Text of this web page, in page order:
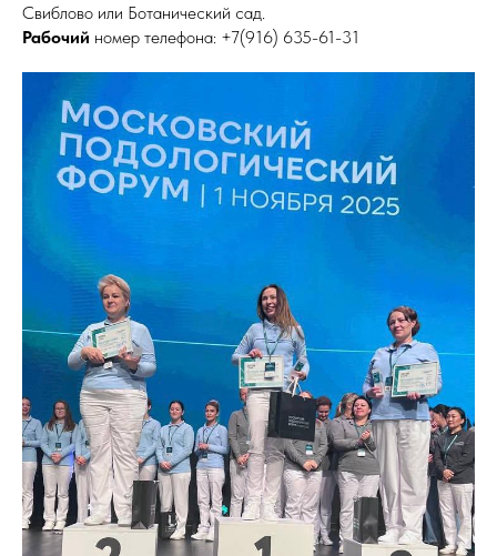
Свиблово или Ботанический сад.
Рабочий номер телефона: +7(916) 635-61-31